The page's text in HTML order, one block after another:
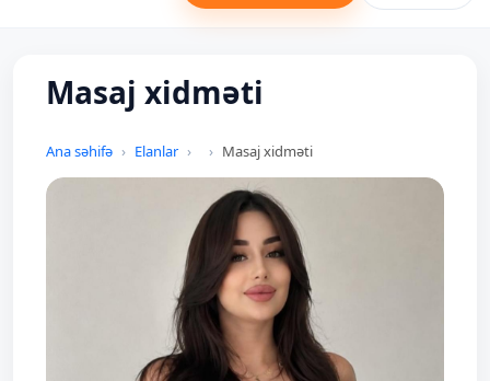
Masaj xidməti
Ana səhifə Elanlar Masaj xidməti